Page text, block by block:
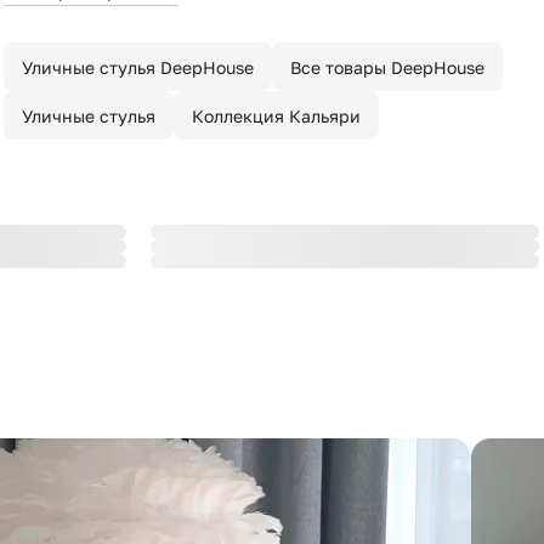
Уличные стулья DeepHouse Все товары DeepHouse
Уличные стулья Коллекция Кальяри